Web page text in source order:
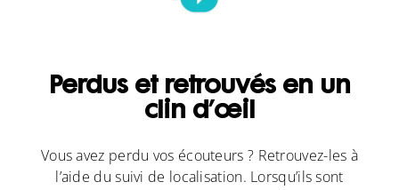
Perdus et retrouvés en un
clin d’œil
Vous avez perdu vos écouteurs ? Retrouvez-les à
l’aide du suivi de localisation. Lorsqu’ils sont